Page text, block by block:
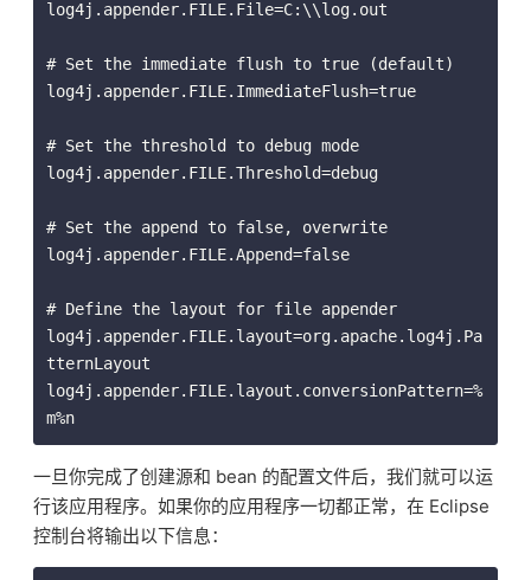
log4j.appender.FILE.File=C:\\log.out
# Set the immediate flush to true (default)
log4j.appender.FILE.ImmediateFlush=true
# Set the threshold to debug mode
log4j.appender.FILE.Threshold=debug
# Set the append to false, overwrite
log4j.appender.FILE.Append=false
# Define the layout for file appender
log4j.appender.FILE.layout=org.apache.log4j.Pa
tternLayout
log4j.appender.FILE.layout.conversionPattern=%
m%n
一旦你完成了创建源和 bean 的配置文件后，我们就可以运
行该应用程序。如果你的应用程序一切都正常，在 Eclipse
控制台将输出以下信息：